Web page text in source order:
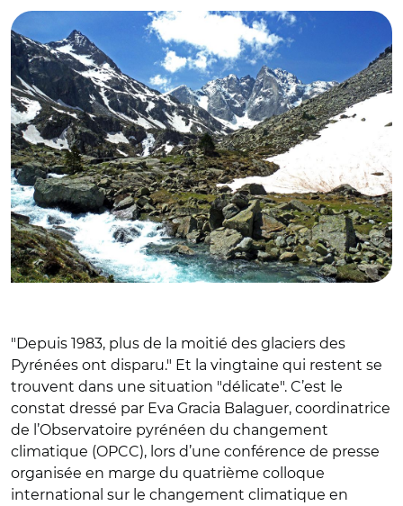
"Depuis 1983, plus de la moitié des glaciers des
Pyrénées ont disparu." Et la vingtaine qui restent se
trouvent dans une situation "délicate". C’est le
constat dressé par Eva Gracia Balaguer, coordinatrice
de l’Observatoire pyrénéen du changement
climatique (OPCC), lors d’une conférence de presse
organisée en marge du quatrième colloque
international sur le changement climatique en